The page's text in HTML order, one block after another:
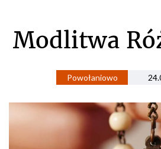
Modlitwa
Powołaniowo